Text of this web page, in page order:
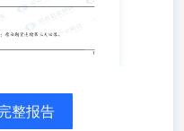
告的观点和信息仅供本公司的
打算违反任何地区、国家、城
律法规。本报告难以设置访问
谅解。若您并非国泰君安期货
推介，亦不应被视为任何投
且本公司不会因接收人收到本
整报告